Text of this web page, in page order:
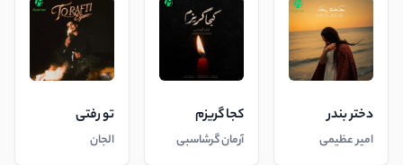
دختر بندر
امیر عظیمی
کجا گریزم
آرمان گرشاسبی
تو رفتی
الجان